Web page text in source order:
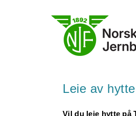
Leie av
Vil du leie hytte på